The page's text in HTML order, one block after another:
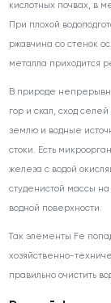
кислотных почвах, в
При плохой
ржавчина со стенок
металла приходится
В природе
гор и скал, сход
землю и водные
стоки. Есть
железа с водой
студенистой массы
водной поверхности.
Так элементы Fe
хозяйственно-
правильно очистить